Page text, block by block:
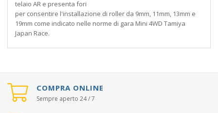
telaio AR e presenta fori
per consentire l'installazione di roller da 9mm, 11mm, 13mm e
19mm come indicato nelle norme di gara Mini 4WD Tamiya
Japan Race.
COMPRA ONLINE
Sempre aperto 24 / 7